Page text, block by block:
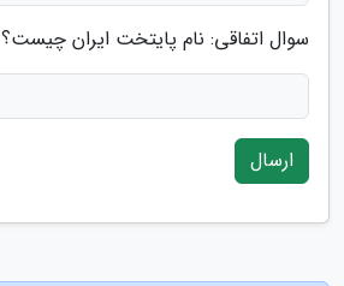
سوال اتفاقی: نام پایتخت ایران چیست؟
ارسال